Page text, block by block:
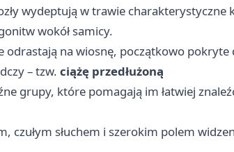
wydeptują w trawie charakterystyczne
wokół samicy.
odrastają na wiosnę, początkowo pokryte
– tzw. ciążę przedłużoną
grupy, które pomagają im łatwiej
czułym słuchem i szerokim polem